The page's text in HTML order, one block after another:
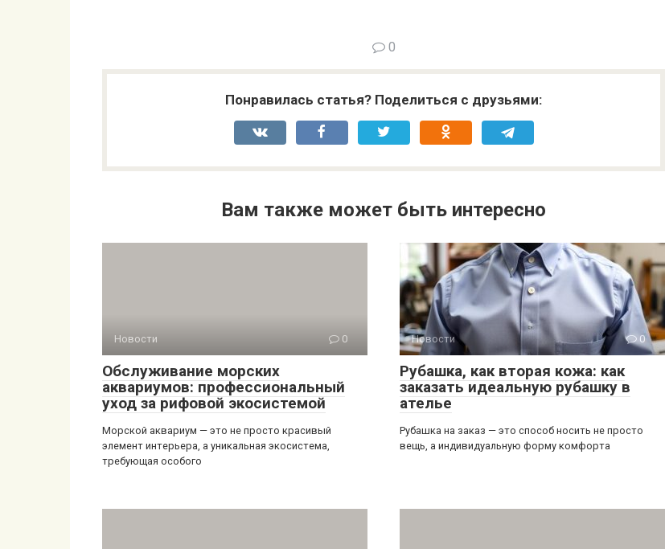
0
Понравилась статья? Поделиться с друзьями:
Вам также может быть интересно
Новости 0
Обслуживание морских
аквариумов: профессиональный
уход за рифовой экосистемой
Морской аквариум — это не просто красивый
элемент интерьера, а уникальная экосистема,
требующая особого
Новости 0
Рубашка, как вторая кожа: как
заказать идеальную рубашку в
ателье
Рубашка на заказ — это способ носить не просто
вещь, а индивидуальную форму комфорта